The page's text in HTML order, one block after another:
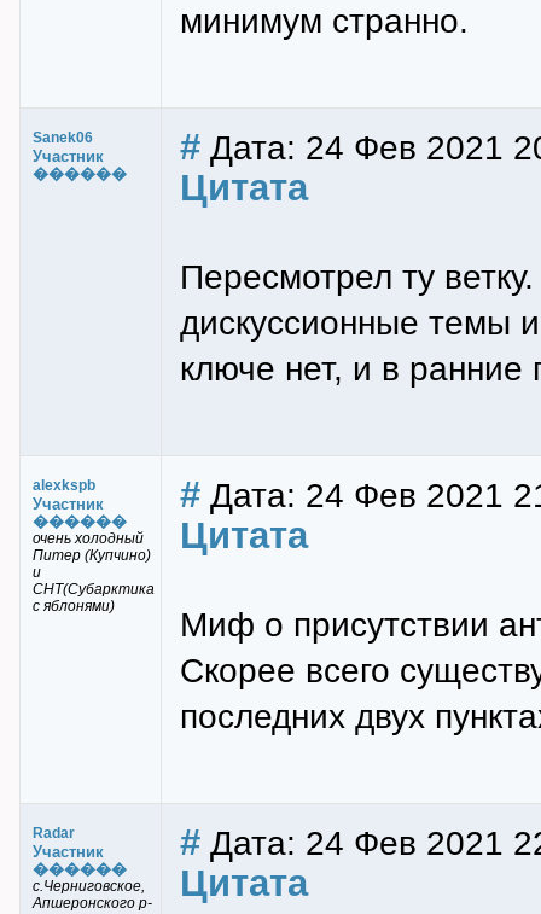
минимум странно.
Sanek06
Участник
������
# Дата: 24 Фев 2021
Цитата
Пересмотрел ту
дискуссионные темы
ключе нет, и в
alexkspb
Участник
������
очень холодный
Питер (Купчино)
и
СНТ(Субарктика
с яблонями)
# Дата: 24 Фев 2021
Цитата
Миф о присутствии
Скорее всего
последних двух
Radar
Участник
������
с.Черниговское,
Апшеронского р-
# Дата: 24 Фев 2021
Цитата